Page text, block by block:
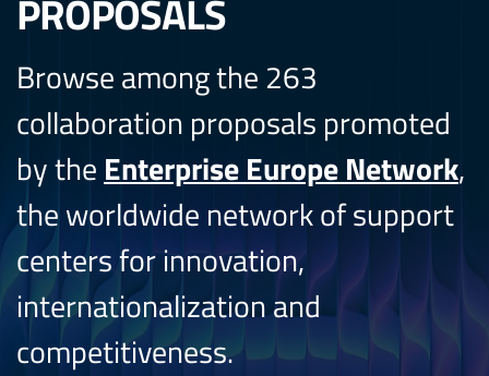
PROPOSALS
Browse among the 263
collaboration proposals promoted
by the Enterprise Europe Network,
the worldwide network of support
centers for innovation,
internationalization and
competitiveness.